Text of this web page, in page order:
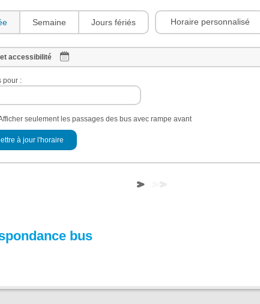
Semaine Jours fériés Horaire personnalisé
et accessibilité
pour :
seulement les passages des bus avec rampe avant
à jour l'horaire
bus